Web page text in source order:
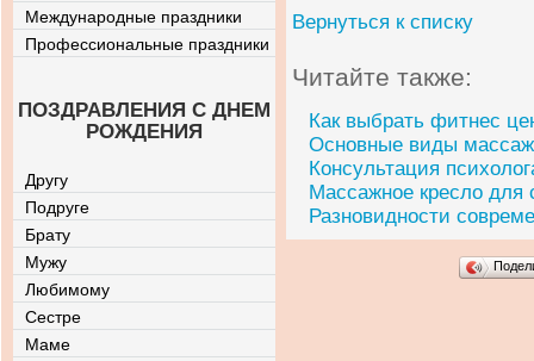
Вернуться к списку
Читайте также:
Как выбрать фитнес
Основные виды
Консультация
Массажное кресло
Разновидности
Международные праздники
Профессиональные праздники
ПОЗДРАВЛЕНИЯ С ДНЕМ
РОЖДЕНИЯ
Другу
Подруге
Брату
Мужу
Любимому
Сестре
Маме